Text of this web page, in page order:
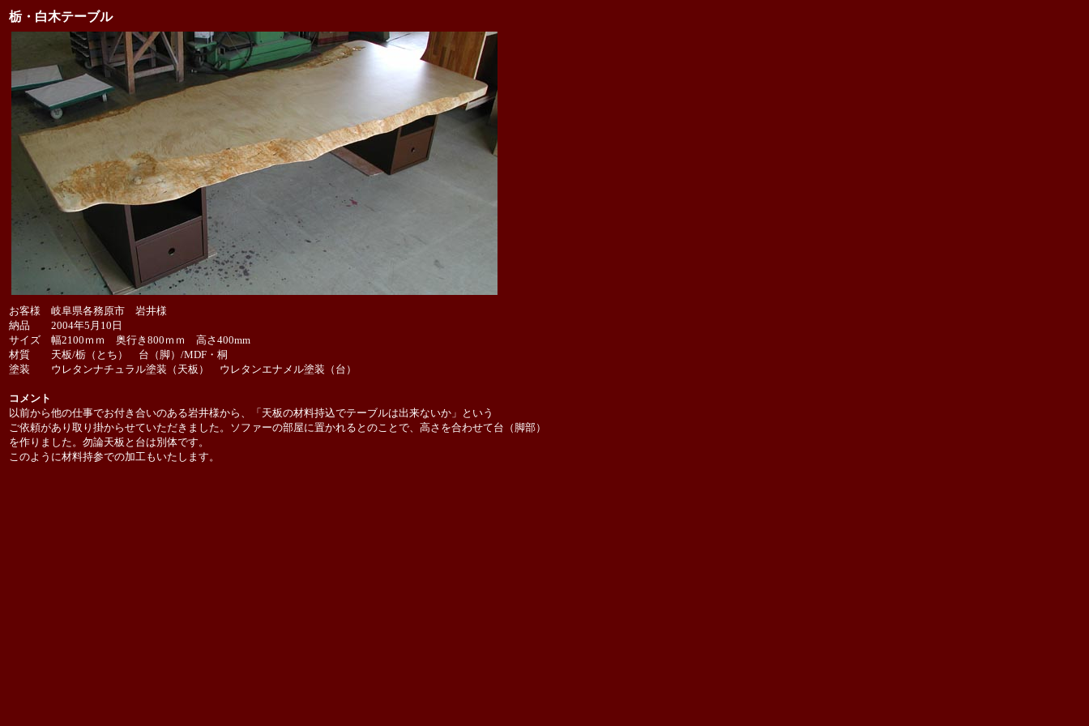
栃・白木テーブル
お客様 岐阜県各務原市 岩井様
納品 2004年5月10日
サイズ 幅2100ｍｍ 奥行き800ｍｍ 高さ400mm
材質 天板/栃（とち） 台（脚）/MDF・桐
塗装 ウレタンナチュラル塗装（天板） ウレタンエナメル塗装（台）
コメント
以前から他の仕事でお付き合いのある岩井様から、「天板の材料持込でテーブルは出来ないか」という
ご依頼があり取り掛からせていただきました。ソファーの部屋に置かれるとのことで、高さを合わせて台（脚部）
を作りました。勿論天板と台は別体です。
このように材料持参での加工もいたします。